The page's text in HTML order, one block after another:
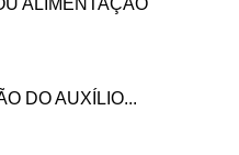
ALIMENTAÇÃO
DO AUXÍLIO...